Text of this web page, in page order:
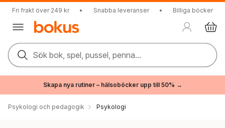
Fri frakt över 249 kr • Snabba leveranser • Billiga böcker
Sök bok, spel, pussel, penna...
Skapa nya rutiner – hälsoböcker upp till 50% →
Psykologi och pedagogik Psykologi